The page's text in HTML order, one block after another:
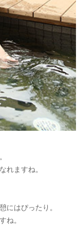
れますね。
にはぴったり。
ね。